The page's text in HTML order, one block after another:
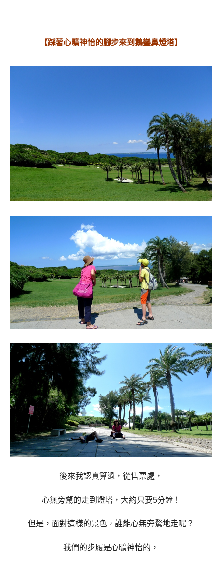
【踩著心曠神怡的腳步來到鵝鑾鼻燈塔】
後來我認真算過，從售票處，
心無旁騖的走到燈塔，大約只要5分鐘！
但是，面對這樣的景色，誰能心無旁騖地走呢？
我們的步履是心曠神怡的，